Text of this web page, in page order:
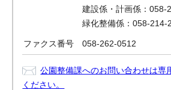
建設係・計画係：058-
緑化整備係：058-214-
ファクス番号 058-262-0512
公園整備課へのお問い合わせは専
ください。